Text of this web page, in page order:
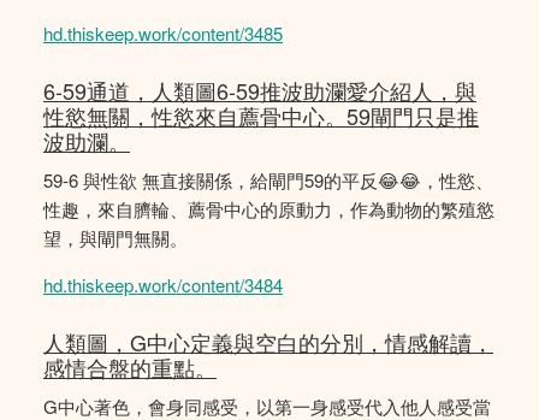
hd.thiskeep.work/content/3485
6-59通道，人類圖6-59推波助瀾愛介紹人，與
性慾無關，性慾來自薦骨中心。59閘門只是推
波助瀾。
59-6 與性欲 無直接關係，給閘門59的平反😂😂，性慾、
性趣，來自臍輪、薦骨中心的原動力，作為動物的繁殖慾
望，與閘門無關。
hd.thiskeep.work/content/3484
人類圖，G中心定義與空白的分別，情感解讀，
感情合盤的重點。
G中心著色，會身同感受，以第一身感受代入他人感受當